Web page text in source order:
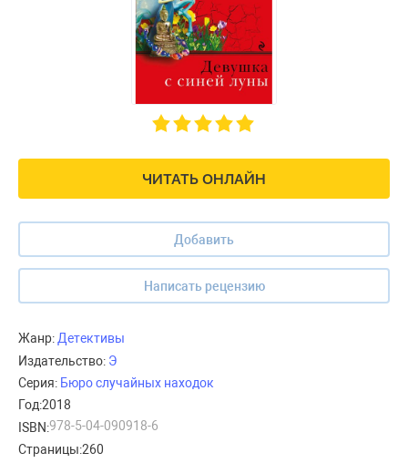
ЧИТАТЬ ОНЛАЙН
Добавить
Написать рецензию
Жанр:Детективы
Издательство: Э
Серия: Бюро случайных находок
Год:2018
ISBN:978-5-04-090918-6
Страницы:260